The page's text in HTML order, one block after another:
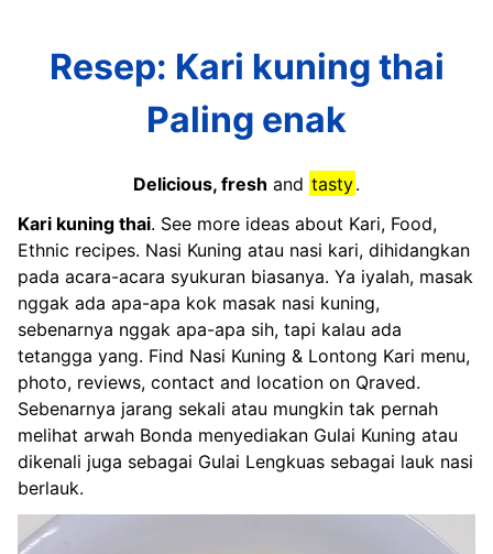
Resep: Kari kuning thai
Paling enak
Delicious, fresh and tasty.
Kari kuning thai. See more ideas about Kari, Food,
Ethnic recipes. Nasi Kuning atau nasi kari, dihidangkan
pada acara-acara syukuran biasanya. Ya iyalah, masak
nggak ada apa-apa kok masak nasi kuning,
sebenarnya nggak apa-apa sih, tapi kalau ada
tetangga yang. Find Nasi Kuning & Lontong Kari menu,
photo, reviews, contact and location on Qraved.
Sebenarnya jarang sekali atau mungkin tak pernah
melihat arwah Bonda menyediakan Gulai Kuning atau
dikenali juga sebagai Gulai Lengkuas sebagai lauk nasi
berlauk.